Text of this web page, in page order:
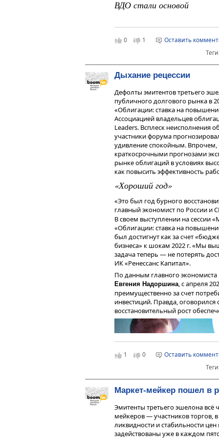
В сложившихся условиях,
Петр Тер-Аванесян, автор
Управляющий директор
возможности привести
боли в экономике». «Резкое
на что нацелена политика
спроса на товары и услуги, а
уже в первой половине
оставаться высокой. Кто не
тому будет больно. Это пора
Егор Сусин, управляющий
ВДО стали основой
познакомить частных
грамотность участников.
Ассоциация владельцев
представителей эмитентов,
рейтинговых агентств,
Участники ярмарки смогли
тенденциях рынка.
По словам директора
Партнерс»Артема Тузова, 2023
облигаций. Количество
(сегмент высокодоходных
игроков с рейтингом ААА-А-
бумаги 83 эмитентов с
компаний — от ВВВ+ до ВВВ- и 66
Слева направо: Артем Тузов
«Впервые «основание»
рынок облигаций МСП (рейтинг
самым крупным на Московской
Как отметила в своем
корпоративным рейтингам
эмитенты ВДО стали более
2019 г. мы видим существенный
желающих получить рейтинг.
смысле слова, непричесанными
что такое кредитный рейтинг.
получали низкие рейтинги.
без организатора. Эмитенты
большой прогресс в качестве
0 1
Оставить
Дыхание рецессии
Дефолты эмитентов третьего
публичного долгового рынка в
«Облигации: ставка на
Ассоциацией владельцев
Leaders. Всплеск неисполнения
участники форума
удивление спокойным. Впрочем,
краткосрочными прогнозами
рынке облигаций в условиях
как повысить эффективность
«Хороший год»
«Это был год бурного
главный экономист по России и
В своем выступлении на сессии
«Облигации: ставка на
был достигнут как за счет
бизнеса» к шокам 2022 г. «Мы
задача теперь — не потерять
ИК «Ренессанс Капитал».
По данным главного
Евгения Надоршина, с апреля
преимущественно за счет
инвестиций. Правда,
восстановительный рост
1 0
Оставить
Маркет-мейкер пошел в
Эмитенты третьего эшелона всё
мейкеров — участников торгов,
ликвидности и стабильности
задействованы уже в каждом